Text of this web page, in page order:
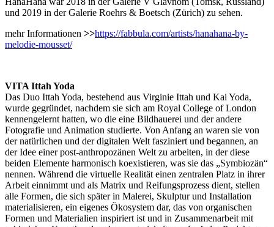
und 2019 in der Galerie Roehrs & Boetsch (Zürich) zu sehen.
mehr Informationen >>https://fabbula.com/artists/hanahana-by-
melodie-mousset/
VITA Ittah Yoda
Das Duo Ittah Yoda, bestehend aus Virginie Ittah und Kai Yoda,
wurde gegründet, nachdem sie sich am Royal College of London
kennengelernt hatten, wo die eine Bildhauerei und der andere
Fotografie und Animation studierte. Von Anfang an waren sie von
der natürlichen und der digitalen Welt fasziniert und begannen, an
der Idee einer post-anthropozänen Welt zu arbeiten, in der diese
beiden Elemente harmonisch koexistieren, was sie das „Symbiozän“
nennen. Während die virtuelle Realität einen zentralen Platz in ihrer
Arbeit einnimmt und als Matrix und Reifungsprozess dient, stellen
alle Formen, die sich später in Malerei, Skulptur und Installation
materialisieren, ein eigenes Ökosystem dar, das von organischen
Formen und Materialien inspiriert ist und in Zusammenarbeit mit